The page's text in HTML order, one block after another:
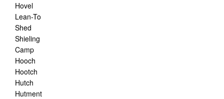
Hovel
Lean-To
Shed
Shieling
Camp
Hooch
Hootch
Hutch
Hutment